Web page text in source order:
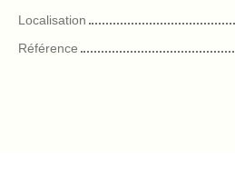
Localisation
Référence